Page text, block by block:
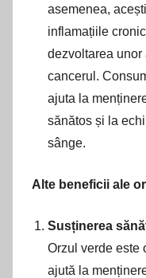
asemenea,
inflamațiile
dezvoltarea
cancerul.
ajuta la
sănătos și la
sânge.
Alte beneficii ale
Susținerea
Orzul verde este
ajută la